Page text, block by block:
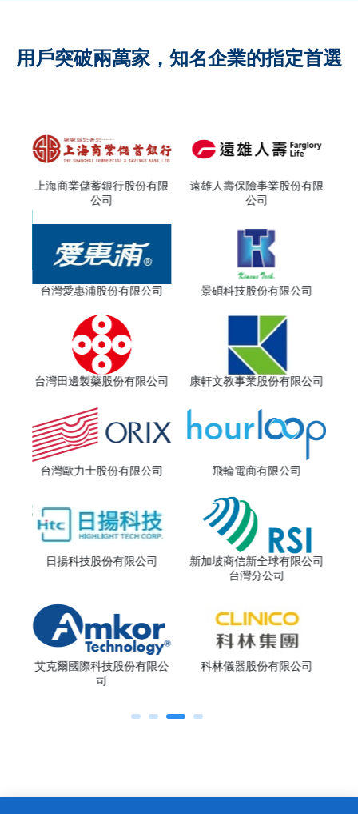
用戶突破兩萬家，知名企業的指定首選
上海商業儲蓄銀行股份有限
公司
遠雄人壽保險事業股份有限
公司
台灣愛惠浦股份有限公司 景碩科技股份有限公司
台灣田邊製藥股份有限公司 康軒文教事業股份有限公司
台灣歐力士股份有限公司 飛輪電商有限公司
日揚科技股份有限公司
新加坡商信新全球有限公司
台灣分公司
艾克爾國際科技股份有限公
司
科林儀器股份有限公司